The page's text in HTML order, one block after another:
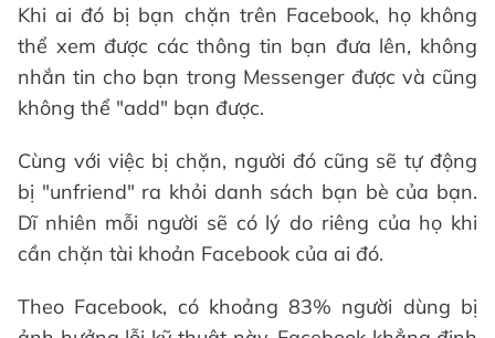
Khi ai đó bị bạn chặn trên Facebook, họ không
thể xem được các thông tin bạn đưa lên, không
nhắn tin cho bạn trong Messenger được và cũng
không thể "add" bạn được.
Cùng với việc bị chặn, người đó cũng sẽ tự động
bị "unfriend" ra khỏi danh sách bạn bè của bạn.
Dĩ nhiên mỗi người sẽ có lý do riêng của họ khi
cần chặn tài khoản Facebook của ai đó.
Theo Facebook, có khoảng 83% người dùng bị